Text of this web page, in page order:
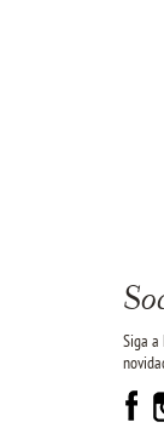
Siga